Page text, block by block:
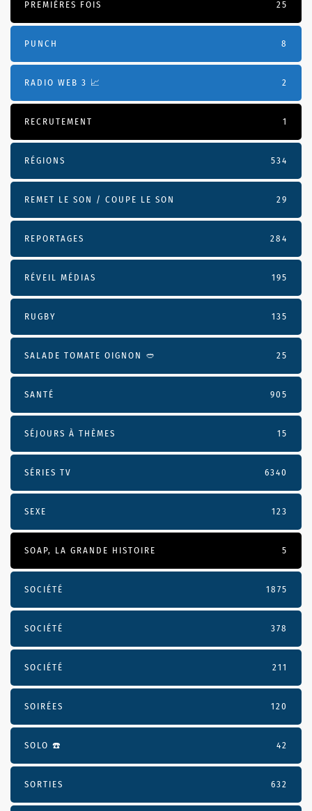
PREMIÈRES FOIS 25
PUNCH 8
RADIO WEB 3 📈 2
RECRUTEMENT 1
RÉGIONS 534
REMET LE SON / COUPE LE SON 29
REPORTAGES 284
RÉVEIL MÉDIAS 195
RUGBY 135
SALADE TOMATE OIGNON 🥙 25
SANTÉ 905
SÉJOURS À THÈMES 15
SÉRIES TV 6340
SEXE 123
SOAP, LA GRANDE HISTOIRE 5
SOCIÉTÉ 1875
SOCIÉTÉ 378
SOCIÉTÉ 211
SOIRÉES 120
SOLO ☎️ 42
SORTIES 632